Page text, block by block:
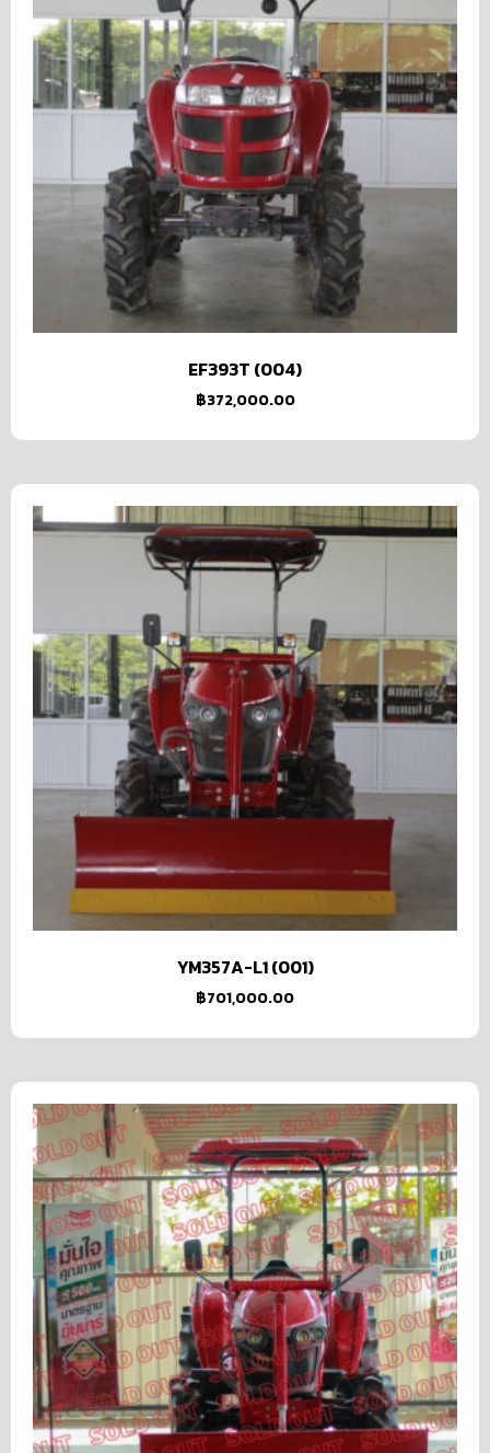
EF393T (004)
฿372,000.00
YM357A-L1 (001)
฿701,000.00